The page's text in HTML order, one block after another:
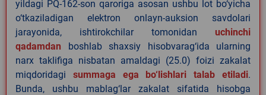
yildagi PQ-162-son qaroriga asosan ushbu lot bo‘yicha
o‘tkaziladigan elektron onlayn-auksion savdolari
jarayonida, ishtirokchilar tomonidan uchinchi
qadamdan boshlab shaxsiy hisobvarag‘ida ularning
narx taklifiga nisbatan amaldagi (25.0) foizi zakalat
miqdoridagi summaga ega bo‘lishlari talab etiladi.
Bunda, ushbu mablag‘lar zakalat sifatida hisobga